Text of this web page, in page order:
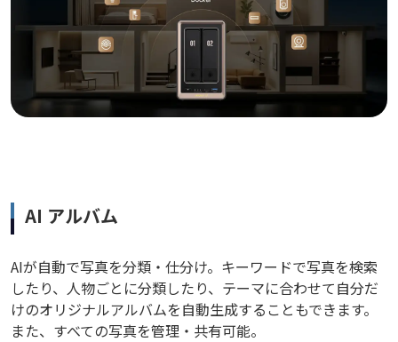
AI アルバム
AIが自動で写真を分類・仕分け。キーワードで写真を検索
したり、人物ごとに分類したり、テーマに合わせて自分だ
けのオリジナルアルバムを自動生成することもできます。
また、すべての写真を管理・共有可能。